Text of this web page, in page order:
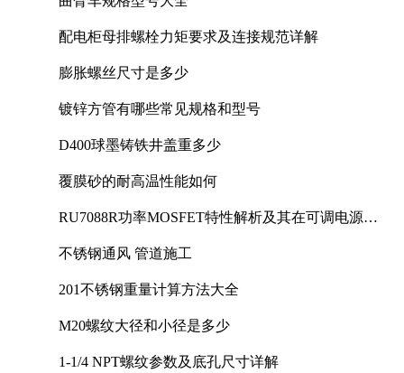
配电柜母排螺栓力矩要求及连接规范详解
膨胀螺丝尺寸是多少
镀锌方管有哪些常见规格和型号
D400球墨铸铁井盖重多少
覆膜砂的耐高温性能如何
RU7088R功率MOSFET特性解析及其在可调电源设
不锈钢通风 管道施工
201不锈钢重量计算方法大全
M20螺纹大径和小径是多少
1-1/4 NPT螺纹参数及底孔尺寸详解